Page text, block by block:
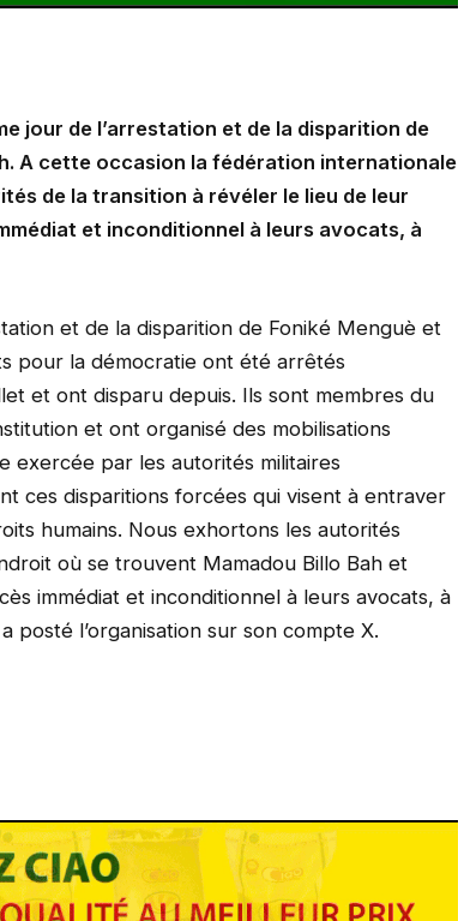
jour de l’arrestation et de la disparition de
A cette occasion la fédération internationale
de la transition à révéler le lieu de leur
et inconditionnel à leurs avocats, à
et de la disparition de Foniké Menguè et
pour la démocratie ont été arrêtés
et ont disparu depuis. Ils sont membres du
et ont organisé des mobilisations
exercée par les autorités militaires
ces disparitions forcées qui visent à entraver
humains. Nous exhortons les autorités
où se trouvent Mamadou Billo Bah et
immédiat et inconditionnel à leurs avocats, à
posté l’organisation sur son compte X.